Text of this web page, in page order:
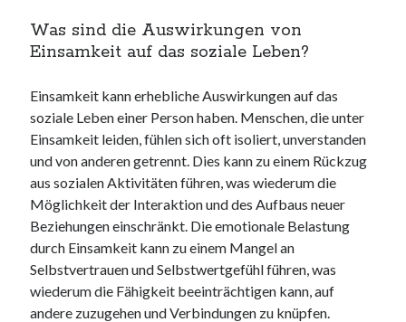
Was sind die Auswirkungen von
Einsamkeit auf das soziale Leben?
Einsamkeit kann erhebliche Auswirkungen auf das
soziale Leben einer Person haben. Menschen, die unter
Einsamkeit leiden, fühlen sich oft isoliert, unverstanden
und von anderen getrennt. Dies kann zu einem Rückzug
aus sozialen Aktivitäten führen, was wiederum die
Möglichkeit der Interaktion und des Aufbaus neuer
Beziehungen einschränkt. Die emotionale Belastung
durch Einsamkeit kann zu einem Mangel an
Selbstvertrauen und Selbstwertgefühl führen, was
wiederum die Fähigkeit beeinträchtigen kann, auf
andere zuzugehen und Verbindungen zu knüpfen.